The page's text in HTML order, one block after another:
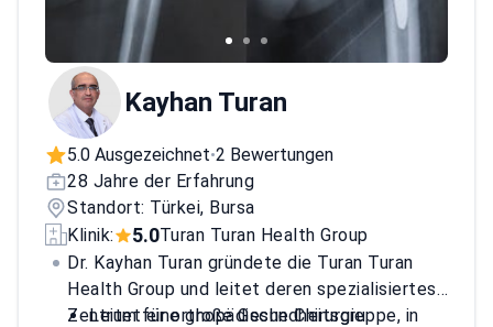
Kayhan Turan
5.0 Ausgezeichnet•2 Bewertungen
28 Jahre der Erfahrung
Standort: Türkei, Bursa
Klinik:
5.0Turan Turan Health Group
Dr. Kayhan Turan gründete die Turan Turan
Health Group und leitet deren spezialisiertes
Zentrum für orthopädische Chirurgie.
Leitet eine große Gesundheitsgruppe, in